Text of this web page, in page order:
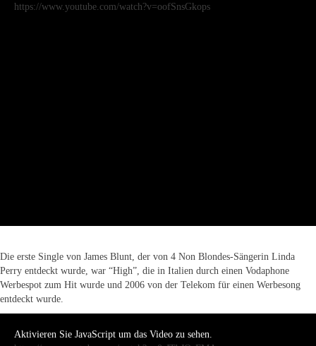
https://www.youtube.com/watch?v=oofSnsGkops
Die erste Single von James Blunt, der von 4 Non Blondes-Sängerin Linda
Perry entdeckt wurde, war “High”, die in Italien durch einen Vodaphone
Werbespot zum Hit wurde und 2006 von der Telekom für einen Werbesong
entdeckt wurde.
Aktivieren Sie JavaScript um das Video zu sehen.